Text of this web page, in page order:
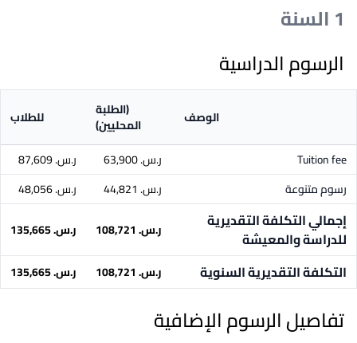
1 السنة
الرسوم الدراسية
الوصف (الطلبة
المحليين) للطلاب
Tuition fee ر.س.‏ 63,900
ر.س.‏ 87,609
رسوم متنوعة
ر.س.‏ 44,821 ر.س.‏ 48,056
إجمالي التكلفة التقديرية
للدراسة والمعيشة
ر.س.‏ 108,721 ر.س.‏ 135,665
التكلفة التقديرية السنوية ر.س.‏ 108,721 ر.س.‏ 135,665
تفاصيل الرسوم الإضافية